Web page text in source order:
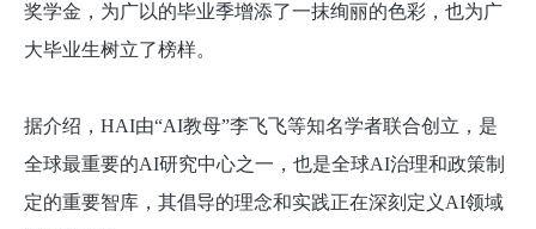
奖学金，为广以的毕业季增添了一抹绚丽的色彩，也为广
大毕业生树立了榜样。
据介绍，HAI由“AI教母”李飞飞等知名学者联合创立，是
全球最重要的AI研究中心之一，也是全球AI治理和政策制
定的重要智库，其倡导的理念和实践正在深刻定义AI领域